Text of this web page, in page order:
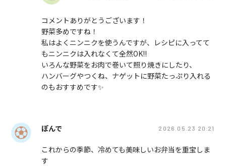
コメントありがとうございます！
野菜多めですね！
私はよくニンニクを使うんですが、レシピに入ってて
もニンニクは入れなくて全然OK!!
いろんな野菜をお肉で巻いて照り焼きにしたり、
ハンバーグやつくね、ナゲットに野菜たっぷり入れる
のもおすすめです✨️
ぽんで 2026.05.23 20:21
これからの季節、冷めても美味しいお弁当を重宝しま
す